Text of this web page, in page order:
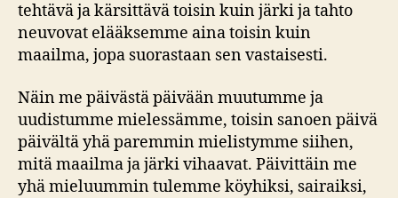
tehtävä ja kärsittävä toisin kuin järki ja tahto
neuvovat elääksemme aina toisin kuin
maailma, jopa suorastaan sen vastaisesti.
Näin me päivästä päivään muutumme ja
uudistumme mielessämme, toisin sanoen päivä
päivältä yhä paremmin mielistymme siihen,
mitä maailma ja järki vihaavat. Päivittäin me
yhä mieluummin tulemme köyhiksi, sairaiksi,